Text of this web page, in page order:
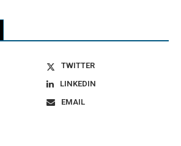
TWITTER
LINKEDIN
EMAIL